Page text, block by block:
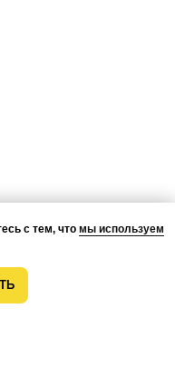
с тем, что мы используем